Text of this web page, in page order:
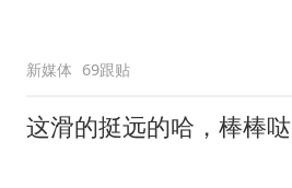
新媒体 69跟贴
这滑的挺远的哈，棒棒哒